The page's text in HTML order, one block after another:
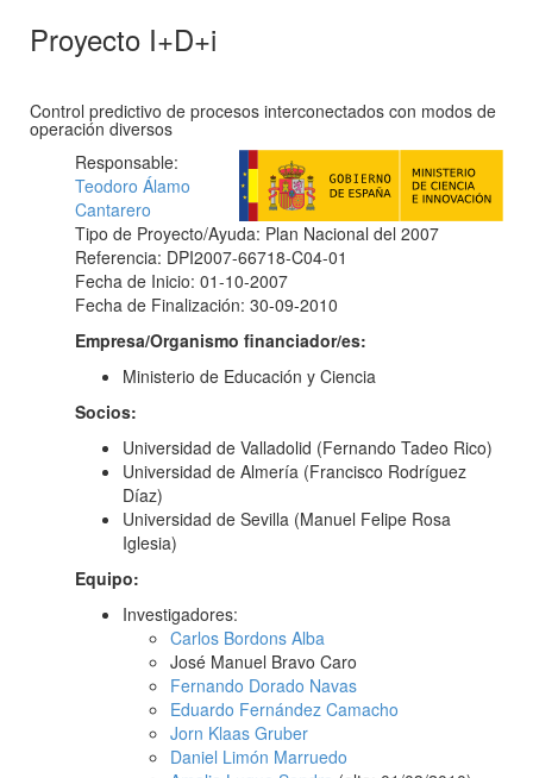
Proyecto I+D+i
Control predictivo de procesos interconectados con modos de
operación diversos
Responsable:
Teodoro Álamo
Cantarero
Tipo de Proyecto/Ayuda: Plan Nacional del 2007
Referencia: DPI2007-66718-C04-01
Fecha de Inicio: 01-10-2007
Fecha de Finalización: 30-09-2010
Empresa/Organismo financiador/es:
Ministerio de Educación y Ciencia
Socios:
Universidad de Valladolid (Fernando Tadeo Rico)
Universidad de Almería (Francisco Rodríguez
Díaz)
Universidad de Sevilla (Manuel Felipe Rosa
Iglesia)
Equipo:
Investigadores:
Carlos Bordons Alba
José Manuel Bravo Caro
Fernando Dorado Navas
Eduardo Fernández Camacho
Jorn Klaas Gruber
Daniel Limón Marruedo